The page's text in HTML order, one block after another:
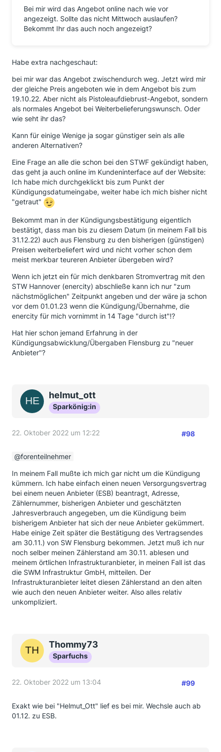
Bei mir wird das Angebot online nach wie vor
angezeigt. Sollte das nicht Mittwoch auslaufen?
Bekommt Ihr das auch noch angezeigt?
Habe extra nachgeschaut:
bei mir war das Angebot zwischendurch weg. Jetzt wird mir
der gleiche Preis angeboten wie in dem Angebot bis zum
19.10.22. Aber nicht als Pistoleaufdiebrust-Angebot, sondern
als normales Angebot bei Weiterbelieferungswunsch. Oder
wie seht ihr das?
Kann für einige Wenige ja sogar günstiger sein als alle
anderen Alternativen?
Eine Frage an alle die schon bei den STWF gekündigt haben,
das geht ja auch online im Kundeninterface auf der Website:
Ich habe mich durchgeklickt bis zum Punkt der
Kündigungsdatumeingabe, weiter habe ich mich bisher nicht
"getraut"
Bekommt man in der Kündigungsbestätigung eigentlich
bestätigt, dass man bis zu diesem Datum (in meinem Fall bis
31.12.22) auch aus Flensburg zu den bisherigen (günstigen)
Preisen weiterbeliefert wird und nicht vorher schon dem
meist merkbar teureren Anbieter übergeben wird?
Wenn ich jetzt ein für mich denkbaren Stromvertrag mit den
STW Hannover (enercity) abschließe kann ich nur "zum
nächstmöglichen" Zeitpunkt angeben und der wäre ja schon
vor dem 01.01.23 wenn die Kündigung/Übernahme, die
enercity für mich vornimmt in 14 Tage "durch ist"!?
Hat hier schon jemand Erfahrung in der
Kündigungsabwicklung/Übergaben Flensburg zu "neuer
Anbieter"?
helmut_ott
Sparkönig:in
22. Oktober 2022 um 12:22 #98
forenteilnehmer
In meinem Fall mußte ich mich gar nicht um die Kündigung
kümmern. Ich habe einfach einen neuen Versorgungsvertrag
bei einem neuen Anbieter (ESB) beantragt, Adresse,
Zählernummer, bisherigen Anbieter und geschätzten
Jahresverbrauch angegeben, um die Kündigung beim
bisherigem Anbieter hat sich der neue Anbieter gekümmert.
Habe einige Zeit später die Bestätigung des Vertragsendes
am 30.11.) von SW Flensburg bekommen. Jetzt muß ich nur
noch selber meinen Zählerstand am 30.11. ablesen und
meinem örtlichen Infrastrukturanbieter, in meinen Fall ist das
die SWM Infrastruktur GmbH, mitteilen. Der
Infrastrukturanbieter leitet diesen Zählerstand an den alten
wie auch den neuen Anbieter weiter. Also alles relativ
unkompliziert.
Thommy73
Sparfuchs
22. Oktober 2022 um 13:04 #99
Exakt wie bei "Helmut_Ott" lief es bei mir. Wechsle auch ab
01.12. zu ESB.